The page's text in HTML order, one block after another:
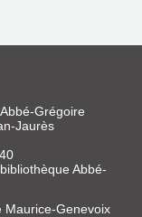
Grégoire
Jaurès
Abbé-
Maurice-Genevoix